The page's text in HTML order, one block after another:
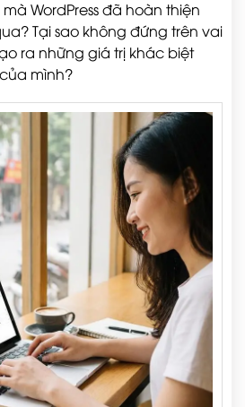
WordPress đã hoàn thiện
Tại sao không đứng trên vai
ra những giá trị khác biệt
mình?